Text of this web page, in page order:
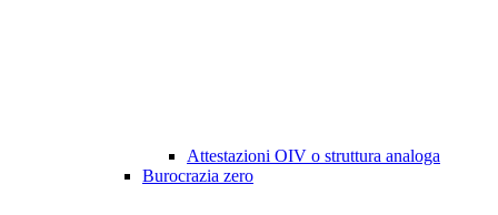
Attestazioni OIV o struttura analoga
Burocrazia zero